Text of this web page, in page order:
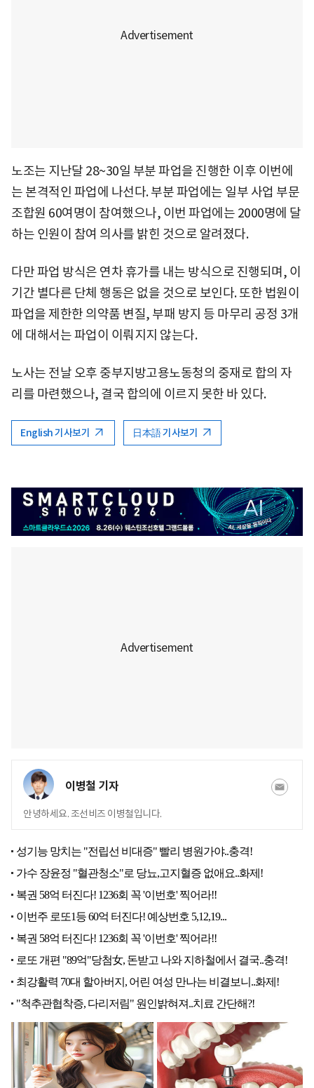
노조는 지난달 28~30일 부분 파업을 진행한 이후 이번에
는 본격적인 파업에 나선다. 부분 파업에는 일부 사업 부문
조합원 60여명이 참여했으나, 이번 파업에는 2000명에 달
하는 인원이 참여 의사를 밝힌 것으로 알려졌다.
다만 파업 방식은 연차 휴가를 내는 방식으로 진행되며, 이
기간 별다른 단체 행동은 없을 것으로 보인다. 또한 법원이
파업을 제한한 의약품 변질, 부패 방지 등 마무리 공정 3개
에 대해서는 파업이 이뤄지지 않는다.
노사는 전날 오후 중부지방고용노동청의 중재로 합의 자
리를 마련했으나, 결국 합의에 이르지 못한 바 있다.
English 기사보기 日本語 기사보기
이병철 기자
안녕하세요. 조선비즈 이병철입니다.